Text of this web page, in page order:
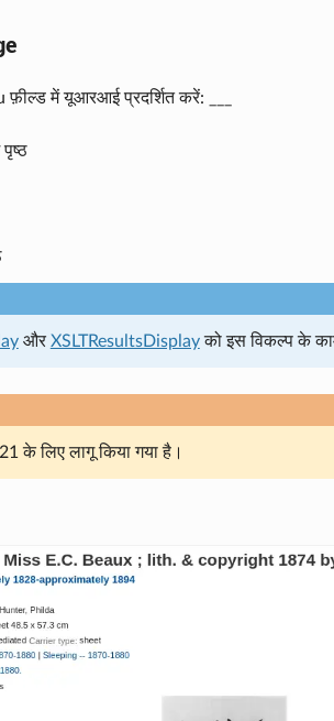
में यूआरआई प्रदर्शित करें: ___
पृष्ठ
और XSLTResultsDisplayको इस विकल्प के
के लिए लागू किया गया है।